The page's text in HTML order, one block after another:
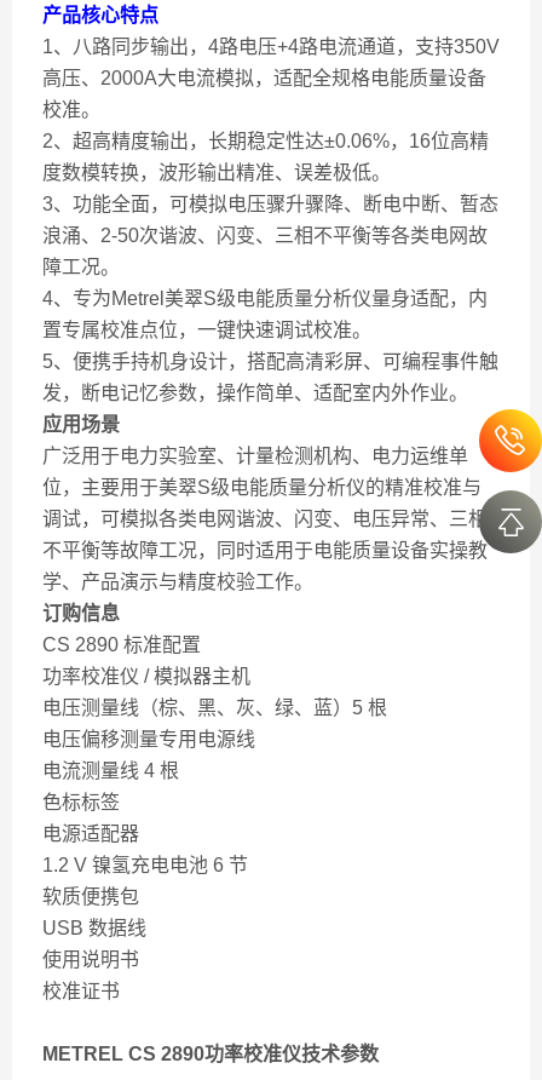
产品核心特点
1、八路同步输出，4路电压+4路电流通道，支持350V
高压、2000A大电流模拟，适配全规格电能质量设备
校准。
2、超高精度输出，长期稳定性达±0.06%，16位高精
度数模转换，波形输出精准、误差极低。
3、功能全面，可模拟电压骤升骤降、断电中断、暂态
浪涌、2-50次谐波、闪变、三相不平衡等各类电网故
障工况。
4、专为Metrel美翠S级电能质量分析仪量身适配，内
置专属校准点位，一键快速调试校准。
5、便携手持机身设计，搭配高清彩屏、可编程事件触
发，断电记忆参数，操作简单、适配室内外作业。
应用场景
广泛用于电力实验室、计量检测机构、电力运维单
位，主要用于美翠S级电能质量分析仪的精准校准与
调试，可模拟各类电网谐波、闪变、电压异常、三相
不平衡等故障工况，同时适用于电能质量设备实操教
学、产品演示与精度校验工作。
订购信息
CS 2890 标准配置
功率校准仪 / 模拟器主机
电压测量线（棕、黑、灰、绿、蓝）5 根
电压偏移测量专用电源线
电流测量线 4 根
色标标签
电源适配器
1.2 V 镍氢充电电池 6 节
软质便携包
USB 数据线
使用说明书
校准证书
METREL CS 2890功率校准仪技术参数